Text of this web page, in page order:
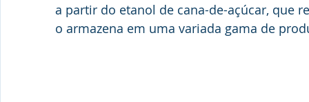
a partir do etanol de cana-de-açúcar, que
o armazena em uma variada gama de